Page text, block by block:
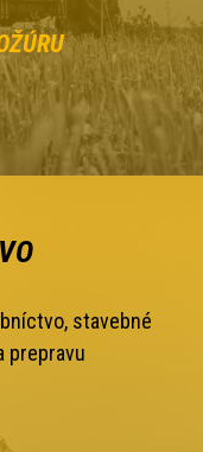
stavebné
prepravu